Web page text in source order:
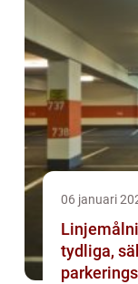
06 januari
Linjemålning
tydliga,